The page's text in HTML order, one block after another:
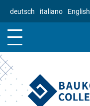
deutsch italiano English